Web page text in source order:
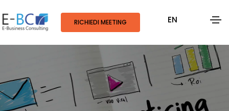
RICHIEDI MEETING EN